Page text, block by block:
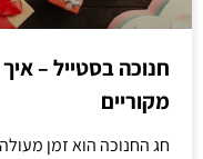
חנוכה בסטייל –
מקוריים
חג החנוכה הוא זמן